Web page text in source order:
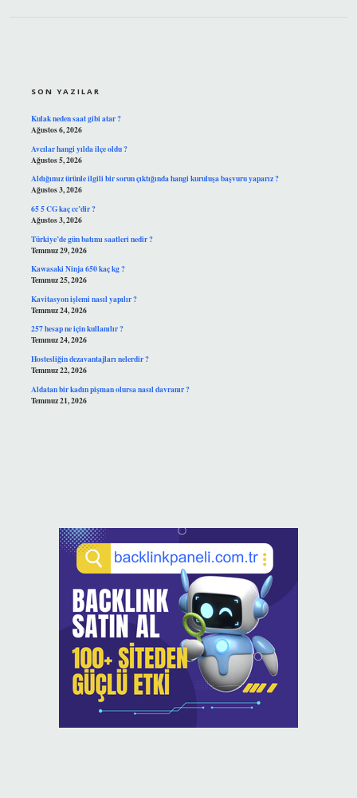
SON YAZILAR
Kulak neden saat gibi atar ?
Ağustos 6, 2026
Avcılar hangi yılda ilçe oldu ?
Ağustos 5, 2026
Aldığımız ürünle ilgili bir sorun çıktığında hangi kuruluşa başvuru yaparız ?
Ağustos 3, 2026
65 5 CG kaç cc’dir ?
Ağustos 3, 2026
Türkiye’de gün batımı saatleri nedir ?
Temmuz 29, 2026
Kawasaki Ninja 650 kaç kg ?
Temmuz 25, 2026
Kavitasyon işlemi nasıl yapılır ?
Temmuz 24, 2026
257 hesap ne için kullanılır ?
Temmuz 24, 2026
Hostesliğin dezavantajları nelerdir ?
Temmuz 22, 2026
Aldatan bir kadın pişman olursa nasıl davranır ?
Temmuz 21, 2026